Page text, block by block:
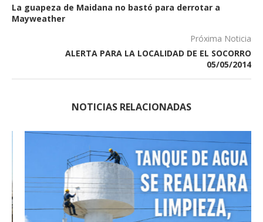
La guapeza de Maidana no bastó para derrotar a
Mayweather
Próxima Noticia
ALERTA PARA LA LOCALIDAD DE EL SOCORRO
05/05/2014
NOTICIAS RELACIONADAS